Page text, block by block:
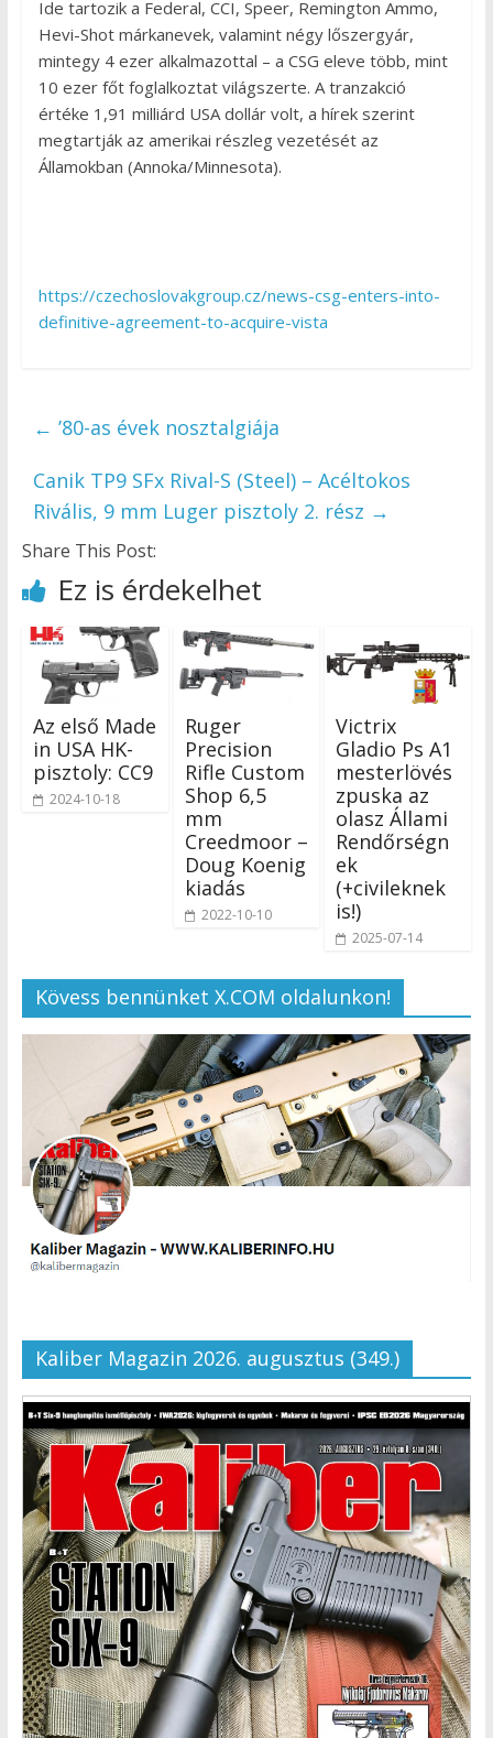
Ide tartozik a Federal, CCI, Speer, Remington Ammo,
Hevi-Shot márkanevek, valamint négy lőszergyár,
mintegy 4 ezer alkalmazottal – a CSG eleve több, mint
10 ezer főt foglalkoztat világszerte. A tranzakció
értéke 1,91 milliárd USA dollár volt, a hírek szerint
megtartják az amerikai részleg vezetését az
Államokban (Annoka/Minnesota).
https://czechoslovakgroup.cz/news-csg-enters-into-
definitive-agreement-to-acquire-vista
← ’80-as évek nosztalgiája
Canik TP9 SFx Rival-S (Steel) – Acéltokos
Rivális, 9 mm Luger pisztoly 2. rész →
Share This Post:
Ez is érdekelhet
Az első Made
in USA HK-
pisztoly: CC9
2024-10-18
Ruger
Precision
Rifle Custom
Shop 6,5
mm
Creedmoor –
Doug Koenig
kiadás
2022-10-10
Victrix
Gladio Ps A1
mesterlövés
zpuska az
olasz Állami
Rendőrségn
ek
(+civileknek
is!)
2025-07-14
Kövess bennünket X.COM oldalunkon!
Kaliber Magazin 2026. augusztus (349.)